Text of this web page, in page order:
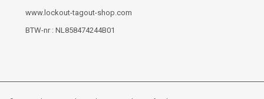
www.lockout-tagout-shop.com
BTW-nr : NL858474244B01